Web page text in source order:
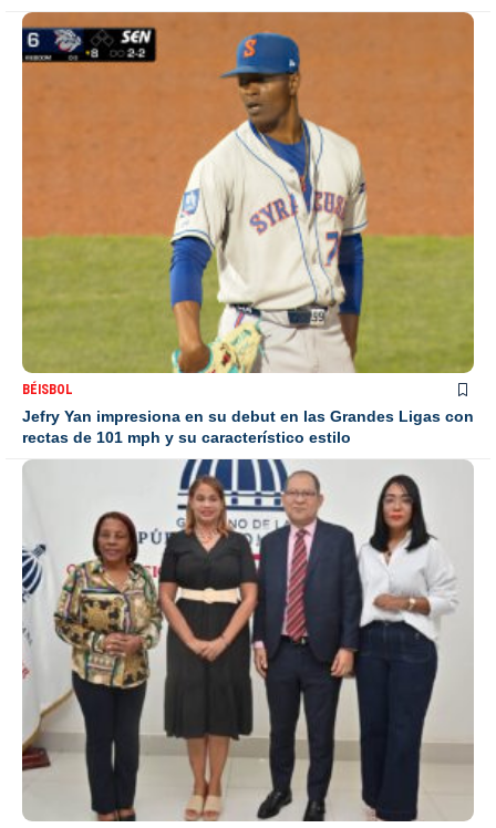
BÉISBOL
Jefry Yan impresiona en su debut en las Grandes Ligas con
rectas de 101 mph y su característico estilo